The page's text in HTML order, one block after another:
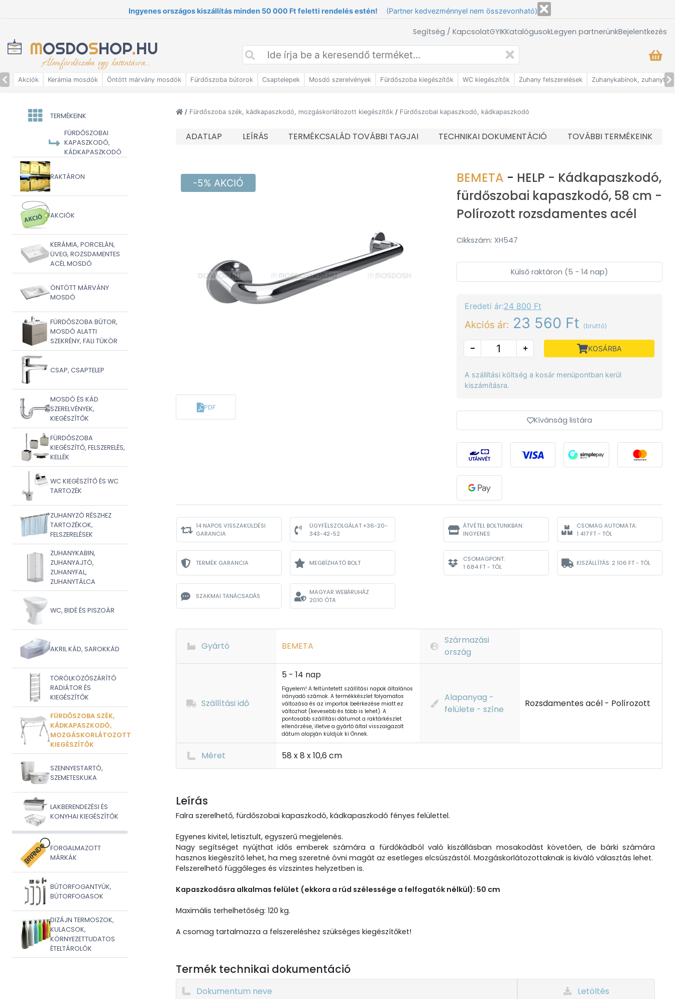
Ingyenes országos kiszállítás minden 50 000 Ft feletti rendelés estén! (Partner kedvezménnyel nem összevonható)
Segítség / KapcsolatGYIKKatalógusokLegyen partnerünkBejelentkezés
MOSDOSHOP.HU
Álomfürdőszoba egy kattintásra...
Akciók Kerámia mosdók Öntött márvány mosdók Fürdőszoba bútorok Csaptelepek Mosdó szerelvények Fürdőszoba kiegészítők WC kiegészítők Zuhany felszerelések Zuhanykabinok,
TERMÉKEINK
FÜRDŐSZOBAI
KAPASZKODÓ,
KÁDKAPASZKODÓ
RAKTÁRON
AKCIÓK
KERÁMIA, PORCELÁN,
ÜVEG, ROZSDAMENTES
ACÉL MOSDÓ
ÖNTÖTT MÁRVÁNY
MOSDÓ
FÜRDŐSZOBA BÚTOR,
MOSDÓ ALATTI
SZEKRÉNY, FALI TÜKÖR
CSAP, CSAPTELEP
MOSDÓ ÉS KÁD
SZERELVÉNYEK,
KIEGÉSZÍTŐK
FÜRDŐSZOBA
KIEGÉSZÍTŐ, FELSZERELÉS,
KELLÉK
WC KIEGÉSZÍTŐ ÉS WC
TARTOZÉK
ZUHANYZÓ RÉSZHEZ
TARTOZÉKOK,
FELSZERELÉSEK
ZUHANYKABIN,
ZUHANYAJTÓ,
ZUHANYFAL,
ZUHANYTÁLCA
WC, BIDÉ ÉS PISZOÁR
AKRIL KÁD, SAROKKÁD
TÖRÖLKÖZŐSZÁRÍTÓ
RADIÁTOR ÉS
KIEGÉSZÍTŐK
FÜRDŐSZOBA SZÉK,
KÁDKAPASZKODÓ,
MOZGÁSKORLÁTOZOTT
KIEGÉSZÍTŐK
SZENNYESTARTÓ,
SZEMETESKUKA
LAKBERENDEZÉSI ÉS
KONYHAI KIEGÉSZÍTŐK
FORGALMAZOTT
MÁRKÁK
BÚTORFOGANTYÚK,
BÚTORFOGASOK
DIZÁJN TERMOSZOK,
KULACSOK,
KÖRNYEZETTUDATOS
ÉTELTÁROLÓK
/ Fürdőszoba szék, kádkapaszkodó, mozgáskorlátozott kiegészítők / Fürdőszobai kapaszkodó, kádkapaszkodó
ADATLAP LEÍRÁS TERMÉKCSALÁD TOVÁBBI TAGJAI TECHNIKAI DOKUMENTÁCIÓ TOVÁBBI TERMÉKEINK
-5% AKCIÓ
PDF
BEMETA - HELP - Kádkapaszkodó,
fürdőszobai kapaszkodó, 58 cm -
Polírozott rozsdamentes acél
Cikkszám: XH547
Külső raktáron (5 - 14 nap)
Eredeti ár:24 800 Ft
Akciós ár: 23 560 Ft (bruttó)
KOSÁRBA
A szállítási költség a kosár menüpontban kerül
kiszámításra.
Kívánság listára
14 NAPOS VISSZAKÜLDÉSI
GARANCIA
ÜGYFÉLSZOLGÁLAT +36-20-
343-42-52
TERMÉK GARANCIA MEGBÍZHATÓ BOLT
SZAKMAI TANÁCSADÁS
MAGYAR WEBÁRUHÁZ
2010 ÓTA
ÁTVÉTEL BOLTUNKBAN:
INGYENES
CSOMAG AUTOMATA:
1 417 FT - TÓL
CSOMAGPONT:
1 684 FT - TÓL
KISZÁLLÍTÁS: 2 106 FT - TÓL
Gyártó BEMETA
Származási
ország
Szállítási idő
5 - 14 nap
Figyelem! A feltüntetett szállítási napok általános
irányadó számok. A termékkészlet folyamatos
változása és az importok beérkezése miatt ez
változhat (kevesebb és több is lehet). A
pontosabb szállítási dátumot a raktárkészlet
ellenőrzése, illetve a gyártó által visszaigazolt
dátum alapján küldjük ki Önnek.
Alapanyag -
felülete - színe
Rozsdamentes acél - Polírozott
Méret 58 x 8 x 10,6 cm
Leírás
Falra szerelhető, fürdőszobai kapaszkodó, kádkapaszkodó fényes felülettel.
Egyenes kivitel, letisztult, egyszerű megjelenés.
Nagy segítséget nyújthat idős emberek számára a fürdőkádból való kiszállásban mosakodást követően, de bárki számára
hasznos kiegészítő lehet, ha meg szeretné óvni magát az esetleges elcsúszástól. Mozgáskorlátozottaknak is kiváló választás lehet.
Felszerelhető függőleges és vízszintes helyzetben is.
Kapaszkodásra alkalmas felület (ekkora a rúd szélessége a felfogatók nélkül): 50 cm
Maximális terhelhetőség: 120 kg.
A csomag tartalmazza a felszereléshez szükséges kiegészítőket!
Termék technikai dokumentáció
Dokumentum neve Letöltés